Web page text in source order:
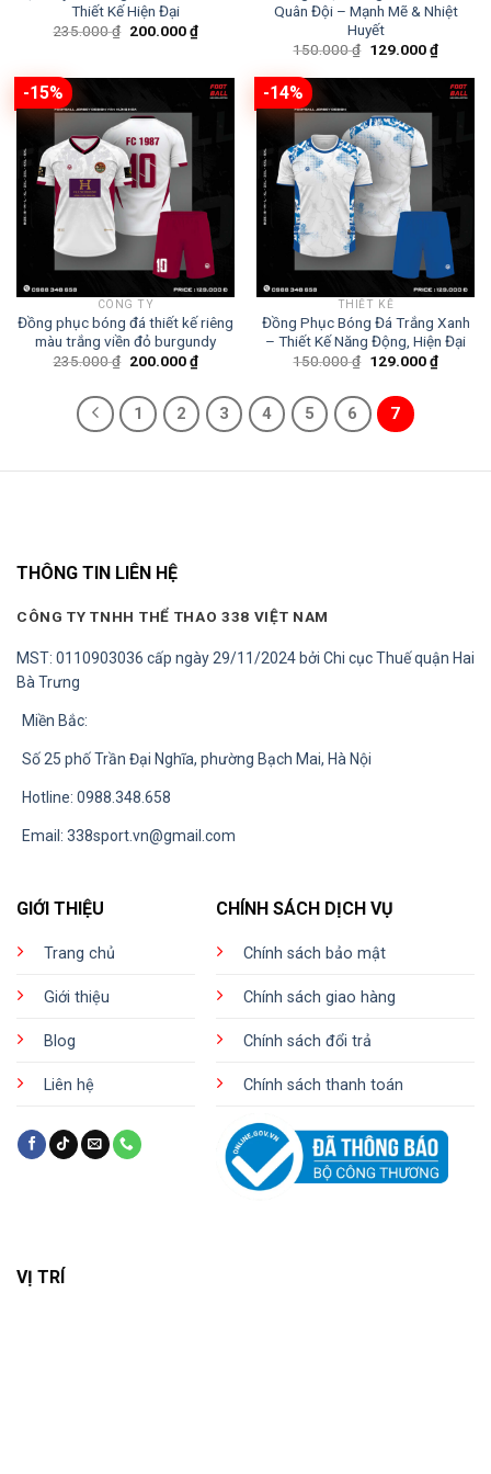
Thiết Kế Hiện Đại
235.000₫ Giá
200.000₫Giá
hiện
200.000 ₫.
Quân Đội – Mạnh Mẽ & Nhiệt
Huyết
150.000₫ Giá
là:
129.000₫Giá
hiện
tại
là:
-15%
CÔNG TY
Đồng phục bóng đá thiết kế riêng
màu trắng viền đỏ burgundy
235.000₫ Giá
235.000 ₫.
200.000₫Giá
hiện
là:
200.000 ₫.
-14%
THIẾT KẾ
Đồng Phục Bóng Đá Trắng Xanh
– Thiết Kế Năng Động, Hiện Đại
150.000₫ Giá
150.000 ₫.
129.000₫Giá
hiện
1 2 3 4 5 6 7
THÔNG TIN LIÊN HỆ
CÔNG TY TNHH THỂ THAO 338 VIỆT NAM
MST: 0110903036 cấp ngày 29/11/2024 bởi Chi cục Thuế quận Hai
Bà Trưng
Miền Bắc:
Số 25 phố Trần Đại Nghĩa, phường Bạch Mai, Hà Nội
Hotline: 0988.348.658
Email: 338sport.vn@gmail.com
GIỚI THIỆU
Trang chủ
Giới thiệu
Blog
Liên hệ
CHÍNH SÁCH DỊCH VỤ
Chính sách bảo mật
Chính sách giao hàng
Chính sách đổi trả
Chính sách thanh toán
VỊ TRÍ